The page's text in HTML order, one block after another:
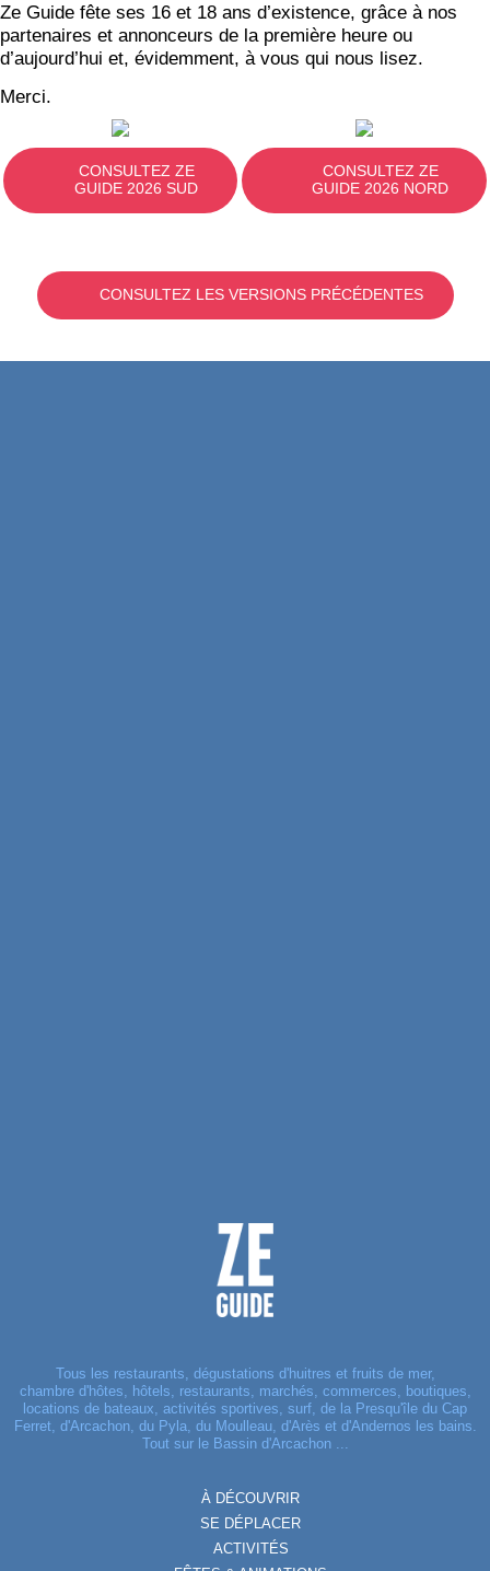
Ze Guide fête ses 16 et 18 ans d’existence, grâce à nos
partenaires et annonceurs de la première heure ou
d’aujourd’hui et, évidemment, à vous qui nous lisez.
Merci.
CONSULTEZ ZE
GUIDE 2026 SUD
CONSULTEZ ZE
GUIDE 2026 NORD
CONSULTEZ LES VERSIONS PRÉCÉDENTES
Tous les restaurants, dégustations d'huitres et fruits de mer,
chambre d'hôtes, hôtels, restaurants, marchés, commerces, boutiques,
locations de bateaux, activités sportives, surf, de la Presqu'île du Cap
Ferret, d'Arcachon, du Pyla, du Moulleau, d'Arès et d'Andernos les bains.
Tout sur le Bassin d'Arcachon ...
À DÉCOUVRIR
SE DÉPLACER
ACTIVITÉS